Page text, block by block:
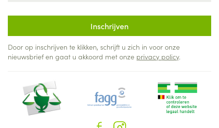
Inschrijven
Door op inschrijven te klikken, schrijft u zich in voor onze
nieuwsbrief en gaat u akkoord met onze privacy policy.